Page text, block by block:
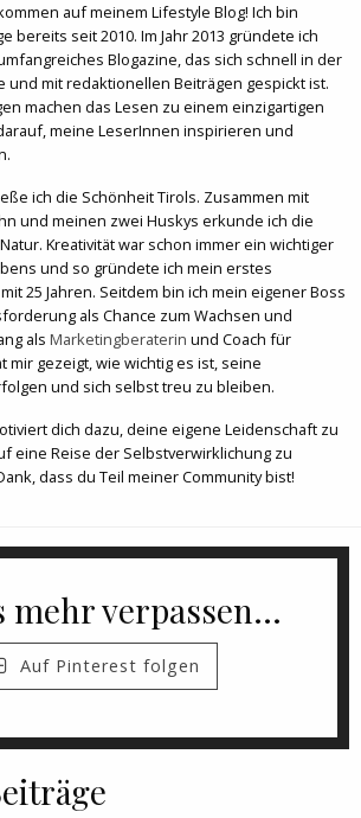
auf meinem Lifestyle Blog! Ich bin
bereits seit 2010. Im Jahr 2013 gründete ich
Blogazine, das sich schnell in der
und mit redaktionellen Beiträgen gespickt ist.
machen das Lesen zu einem einzigartigen
meine LeserInnen inspirieren und
ich die Schönheit Tirols. Zusammen mit
und meinen zwei Huskys erkunde ich die
Kreativität war schon immer ein wichtiger
und so gründete ich mein erstes
25 Jahren. Seitdem bin ich mein eigener Boss
als Chance zum Wachsen und
als Marketingberaterin und Coach für
gezeigt, wie wichtig es ist, seine
und sich selbst treu zu bleiben.
dich dazu, deine eigene Leidenschaft zu
eine Reise der Selbstverwirklichung zu
dass du Teil meiner Community bist!
mehr verpassen...
Auf Pinterest folgen